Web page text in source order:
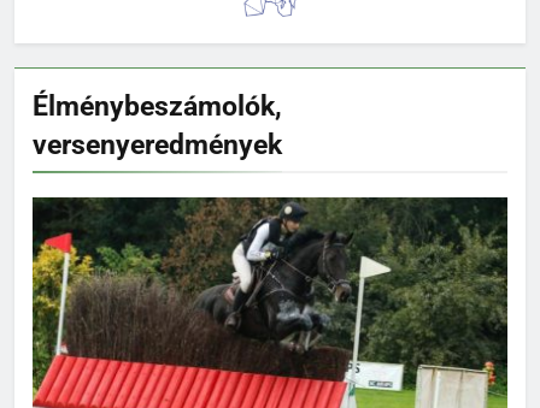
Élménybeszámolók,
versenyeredmények